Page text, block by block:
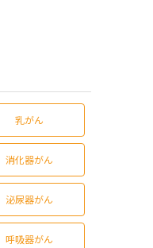
乳がん
消化器がん
泌尿器がん
呼吸器がん